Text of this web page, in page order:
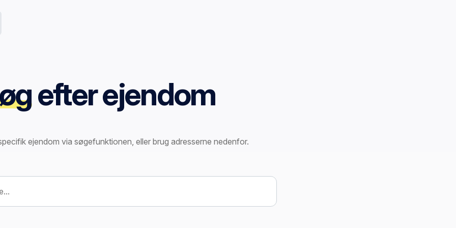
efter ejendom
ejendom via søgefunktionen, eller brug adresserne nedenfor.